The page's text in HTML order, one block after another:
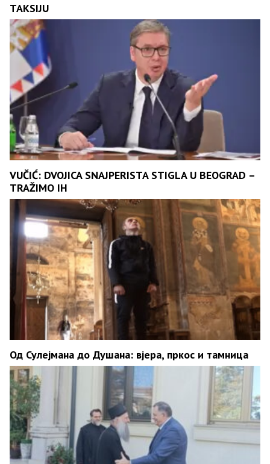
TAKSIJU
VUČIĆ: DVOJICA SNAJPERISTA STIGLA U BEOGRAD –
TRAŽIMO IH
Од Сулејмана до Душана: вјера, пркос и тамница